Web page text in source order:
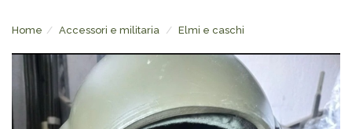
Home Accessori e militaria Elmi e caschi